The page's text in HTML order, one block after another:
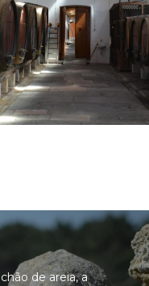
de areia, a